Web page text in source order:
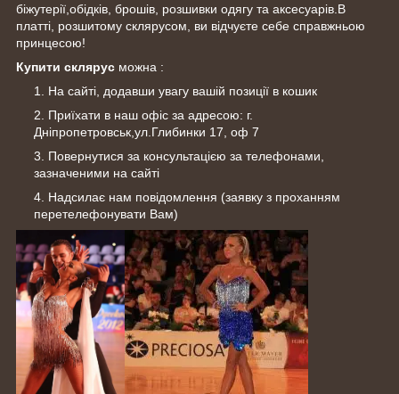
біжутерії,обідків, брошів, розшивки одягу та аксесуарів.В
платті, розшитому склярусом, ви відчуєте себе справжньою
принцесою!
Купити склярус можна :
На сайті, додавши увагу вашій позиції в кошик
Приїхати в наш офіс за адресою: г.
Дніпропетровськ,ул. Глибинки 17 , оф 7
Повернутися за консультацією за телефонами,
зазначеними на сайті
Надсилає нам повідомлення (заявку з проханням
перетелефонувати Вам)